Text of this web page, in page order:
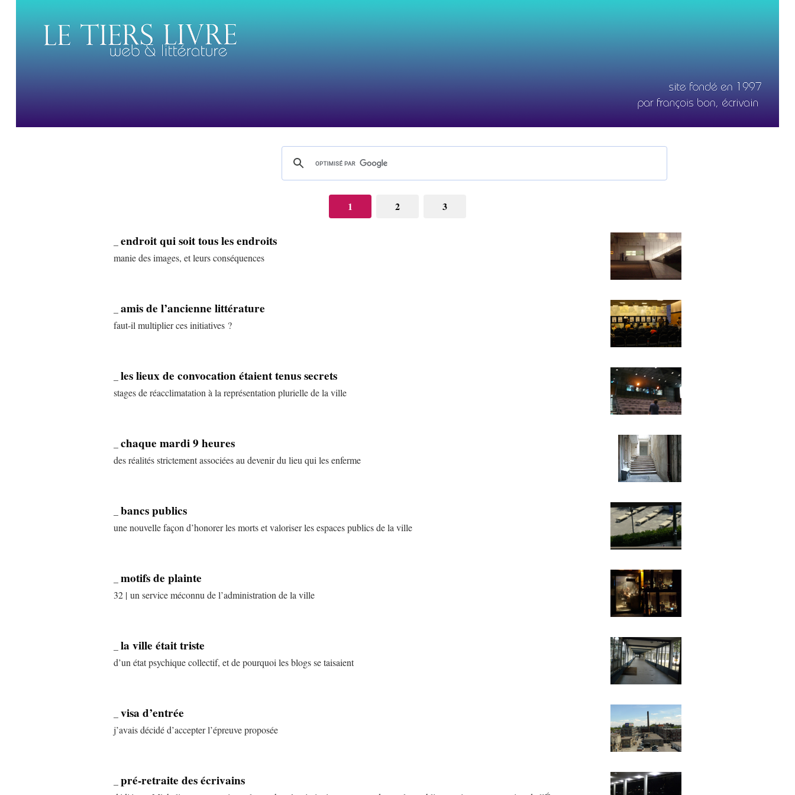
1 2 3
endroit qui soit tous les endroits
manie des images, et leurs conséquences
amis de l’ancienne littérature
faut-il multiplier ces initiatives ?
les lieux de convocation étaient tenus secrets
stages de réacclimatation à la représentation plurielle de la ville
chaque mardi 9 heures
des réalités strictement associées au devenir du lieu qui les enferme
bancs publics
une nouvelle façon d’honorer les morts et valoriser les espaces publics de la ville
motifs de plainte
32 | un service méconnu de l’administration de la ville
la ville était triste
d’un état psychique collectif, et de pourquoi les blogs se taisaient
visa d’entrée
j’avais décidé d’accepter l’épreuve proposée
pré-retraite des écrivains